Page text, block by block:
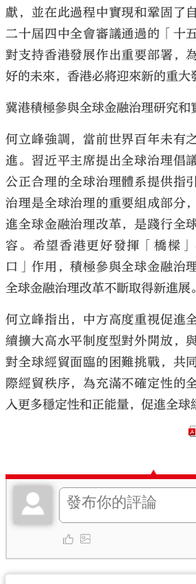
獻，並在此過程中實現和鞏固了
二十屆四中全會審議通過的「十
對支持香港發展作出重要部署，
好的未來，香港必將迎來新的重大
冀港積極參與全球金融治理研究和
何立峰強調，當前世界百年未有
進。習近平主席提出全球治理倡
公正合理的全球治理體系提供指
治理是全球治理的重要組成部分
進全球金融治理改革，是踐行全
容。希望香港更好發揮「橋樑
口」作用，積極參與全球金融治
全球金融治理改革不斷取得新進展。
何立峰指出，中方高度重視促進
續擴大高水平制度型對外開放，
對全球經貿面臨的困難挑戰，共
際經貿秩序，為充滿不確定性的
入更多穩定性和正能量，促進全球